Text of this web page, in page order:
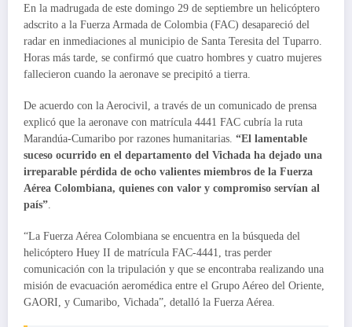
En la madrugada de este domingo 29 de septiembre un helicóptero
adscrito a la Fuerza Armada de Colombia (FAC) desapareció del
radar en inmediaciones al municipio de Santa Teresita del Tuparro.
Horas más tarde, se confirmó que cuatro hombres y cuatro mujeres
fallecieron cuando la aeronave se precipitó a tierra.
De acuerdo con la Aerocivil, a través de un comunicado de prensa
explicó que la aeronave con matrícula 4441 FAC cubría la ruta
Marandúa-Cumaribo por razones humanitarias. “El lamentable
suceso ocurrido en el departamento del Vichada ha dejado una
irreparable pérdida de ocho valientes miembros de la Fuerza
Aérea Colombiana, quienes con valor y compromiso servían al
país”
“La Fuerza Aérea Colombiana se encuentra en la búsqueda del
helicóptero Huey II de matrícula FAC-4441, tras perder
comunicación con la tripulación y que se encontraba realizando una
misión de evacuación aeromédica entre el Grupo Aéreo del Oriente,
GAORI, y Cumaribo, Vichada”, detalló la Fuerza Aérea.